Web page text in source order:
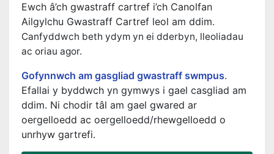
Ewch â’ch gwastraff cartref i’ch Canolfan
Ailgylchu Gwastraff Cartref leol am ddim.
Canfyddwch beth ydym yn ei dderbyn, lleoliadau
ac oriau agor.
Gofynnwch am gasgliad gwastraff swmpus.
Efallai y byddwch yn gymwys i gael casgliad am
ddim. Ni chodir tâl am gael gwared ar
oergelloedd ac oergelloedd/rhewgelloedd o
unrhyw gartrefi.